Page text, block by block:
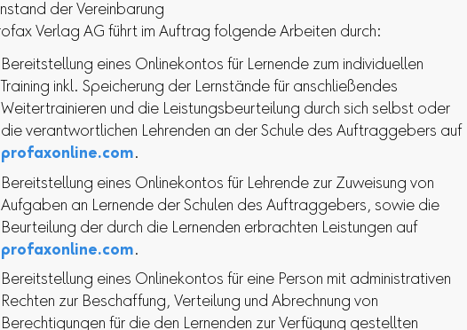
der Vereinbarung
Verlag AG führt im Auftrag folgende Arbeiten durch:
Bereitstellung eines Onlinekontos für Lernende zum individuellen
Training inkl. Speicherung der Lernstände für anschließendes
Weitertrainieren und die Leistungsbeurteilung durch sich selbst oder
die verantwortlichen Lehrenden an der Schule des Auftraggebers auf
profaxonline.com.
Bereitstellung eines Onlinekontos für Lehrende zur Zuweisung von
Aufgaben an Lernende der Schulen des Auftraggebers, sowie die
Beurteilung der durch die Lernenden erbrachten Leistungen auf
profaxonline.com.
Bereitstellung eines Onlinekontos für eine Person mit administrativen
Rechten zur Beschaffung, Verteilung und Abrechnung von
Berechtigungen für die den Lernenden zur Verfügung gestellten